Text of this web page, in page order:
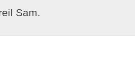
Sam.